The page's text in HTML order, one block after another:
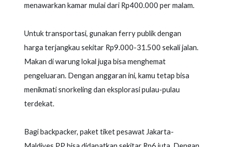
menawarkan kamar mulai dari Rp400.000 per malam.
Untuk transportasi, gunakan ferry publik dengan
harga terjangkau sekitar Rp9.000-31.500 sekali jalan.
Makan di warung lokal juga bisa menghemat
pengeluaran. Dengan anggaran ini, kamu tetap bisa
menikmati snorkeling dan eksplorasi pulau-pulau
terdekat.
Bagi backpacker, paket tiket pesawat Jakarta-